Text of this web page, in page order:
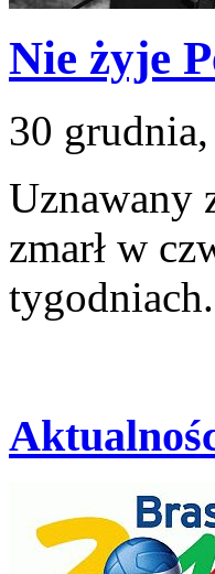
Nie żyje
30
Uznawany
zmarł w